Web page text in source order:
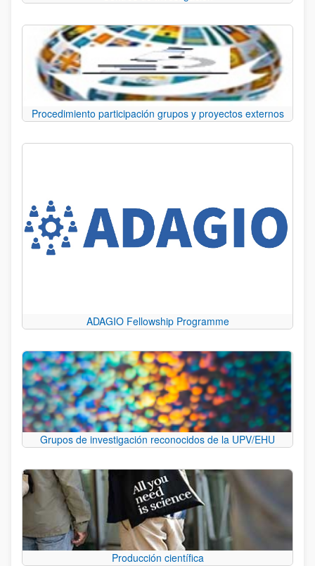
Procedimiento participación grupos y proyectos externos
ADAGIO Fellowship Programme
Grupos de investigación reconocidos de la UPV/EHU
Producción científica